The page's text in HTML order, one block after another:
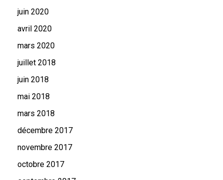
juin 2020
avril 2020
mars 2020
juillet 2018
juin 2018
mai 2018
mars 2018
décembre 2017
novembre 2017
octobre 2017